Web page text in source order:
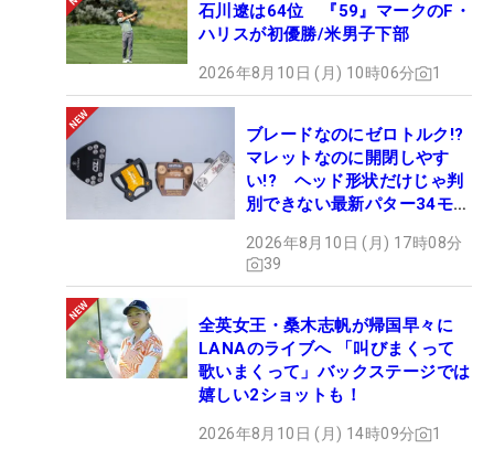
石川遼は64位 『59』マークのF・
ハリスが初優勝/米男子下部
2026年8月10日 (月) 10時06分 1
ブレードなのにゼロトルク!?
マレットなのに開閉しやす
い!? ヘッド形状だけじゃ判
別できない最新パター34モデ
#ギアカタログ2026
2026年8月10日 (月) 17時08分
39
全英女王・桑木志帆が帰国早々に
LANAのライブへ 「叫びまくって
歌いまくって」バックステージでは
嬉しい2ショットも！
2026年8月10日 (月) 14時09分 1